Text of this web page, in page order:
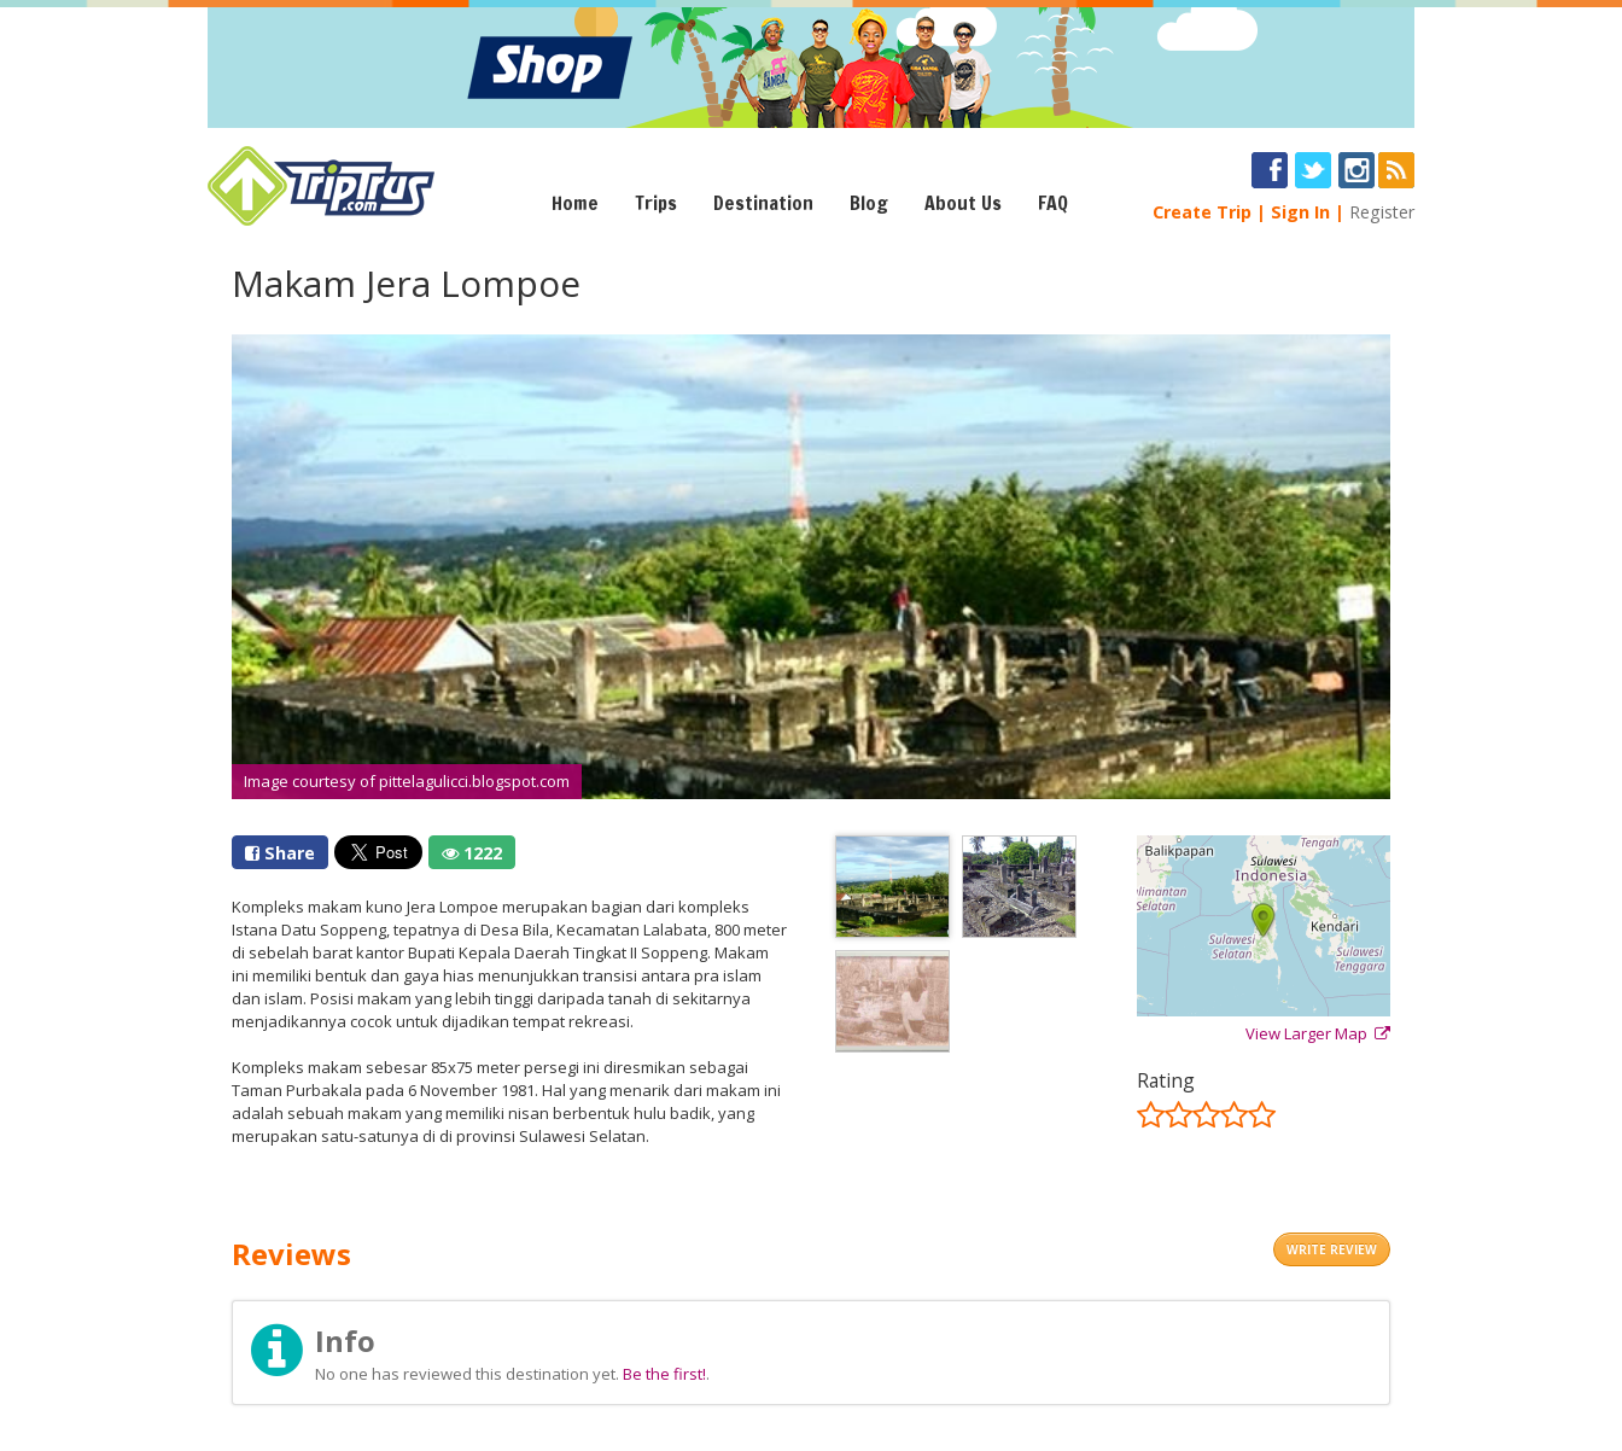
Home Trips Destination Blog About Us FAQ Create Trip Sign In Register
Makam Jera Lompoe
Image courtesy of pittelagulicci.blogspot.com
Share 1222
Kompleks makam kuno Jera Lompoe merupakan bagian dari kompleks
Istana Datu Soppeng, tepatnya di Desa Bila, Kecamatan Lalabata, 800 meter
di sebelah barat kantor Bupati Kepala Daerah Tingkat II Soppeng. Makam
ini memiliki bentuk dan gaya hias menunjukkan transisi antara pra islam
dan islam. Posisi makam yang lebih tinggi daripada tanah di sekitarnya
menjadikannya cocok untuk dijadikan tempat rekreasi.
Kompleks makam sebesar 85x75 meter persegi ini diresmikan sebagai
Taman Purbakala pada 6 November 1981. Hal yang menarik dari makam ini
adalah sebuah makam yang memiliki nisan berbentuk hulu badik, yang
merupakan satu-satunya di di provinsi Sulawesi Selatan.
View Larger Map
Rating
WRITE REVIEW
Reviews
Info
No one has reviewed this destination yet. Be the first!.